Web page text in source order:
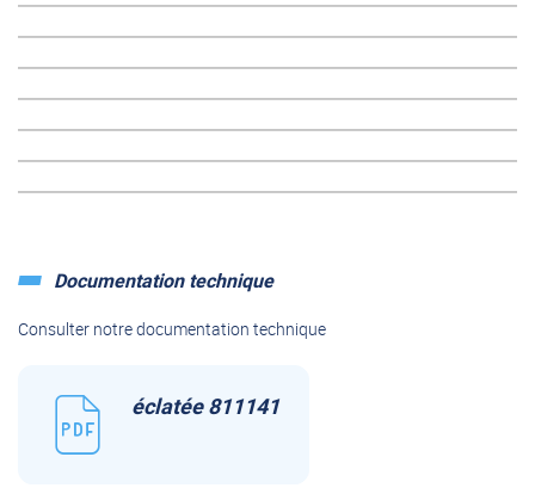
Documentation technique
Consulter notre documentation technique
éclatée 811141